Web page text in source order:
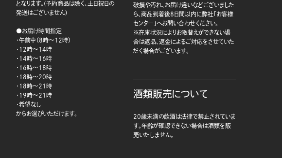
となります。(予約商品は除く、土日祝日の
発送はございません)
●お届け時間指定
・午前中（8時～12時）
・12時～14時
・14時～16時
・16時～18時
・18時～20時
・18時～21時
・19時～21時
・希望なし
からお選びいただけます。
破損や汚れ、お届け違いなどございました
ら、商品到着後8日間以内に弊社「お客様
センター」へお問い合わせください。
※在庫状況によりお取替えができない場
合は返品、返金によるご対応をさせていた
だく場合がございます。
酒類販売について
20歳未満の飲酒は法律で禁止されていま
す。年齢が確認できない場合は酒類を販
売いたしません。